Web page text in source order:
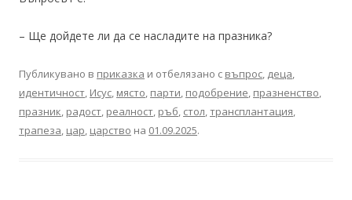
– Ще дойдете ли да се насладите на празника?
Публикувано в приказка и отбелязано с въпрос, деца,
идентичност, Исус, място, парти, подобрение, празненство,
празник, радост, реалност, ръб, стол,трансплантация,
трапеза, цар, царство на 01.09.2025.